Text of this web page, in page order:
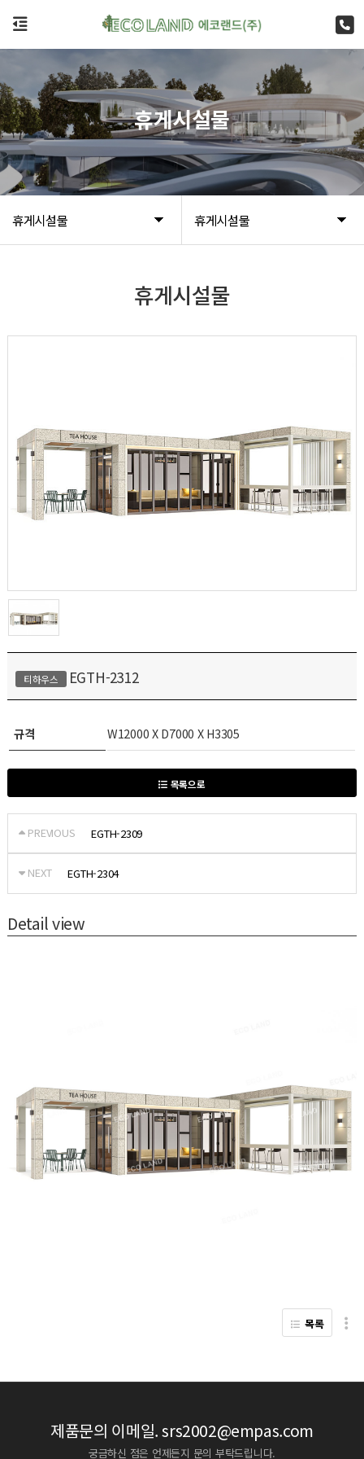
휴게시설물 휴게시설물
휴게시설물
휴게시설물
티하우스 EGTH-2312
규격 W12000 X D7000 X H3305
목록으로
PREVIOUS EGTH-2309
NEXT EGTH-2304
Detail view
목록
제품문의 이메일.srs2002@empas.com
궁금하신 점은 언제든지 문의 부탁드립니다.